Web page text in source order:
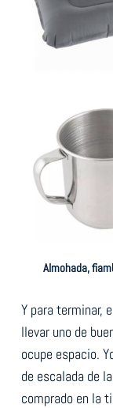
Almohada,
Y para terminar,
llevar uno de
ocupe espacio.
de escalada de
comprado en la